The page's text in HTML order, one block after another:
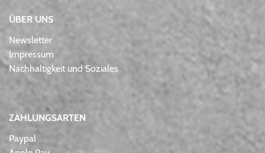
ÜBER UNS
Newsletter
Impressum
Nachhaltigkeit und Soziales
ZAHLUNGSARTEN
Paypal